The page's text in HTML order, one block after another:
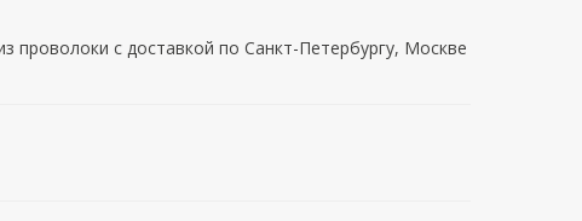
с доставкой по Санкт-Петербургу, Москве